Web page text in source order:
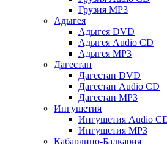
Грузия MP3
Адыгея
Адыгея DVD
Адыгея Audio CD
Адыгея MP3
Дагестан
Дагестан DVD
Дагестан Audio CD
Дагестан MP3
Ингушетия
Ингушетия Audio
Ингушетия MP3
Кабардино-Балкария